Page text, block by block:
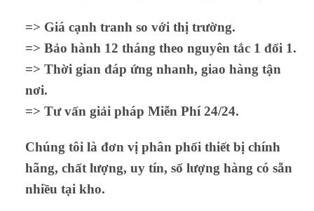
=> Giá cạnh tranh so với thị trường.
=> Bảo hành 12 tháng theo nguyên tắc 1 đổi 1.
=> Thời gian đáp ứng nhanh, giao hàng tận
nơi.
=> Tư vấn giải pháp Miễn Phí 24/24.
Chúng tôi là đơn vị phân phối thiết bị chính
hãng, chất lượng, uy tín, số lượng hàng có sẵn
nhiều tại kho.